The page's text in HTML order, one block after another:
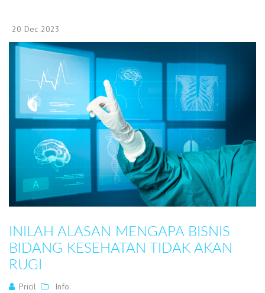
20 Dec 2023
INILAH ALASAN MENGAPA BISNIS
BIDANG KESEHATAN TIDAK AKAN
RUGI
Pricil
Info